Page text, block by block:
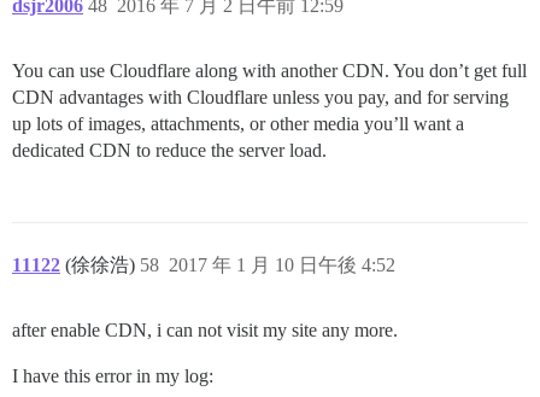
dsjr2006 2016 年 7 月 2 日午前 12:59
48
You can use Cloudflare along with another CDN. You don’t get full
CDN advantages with Cloudflare unless you pay, and for serving
up lots of images, attachments, or other media you’ll want a
dedicated CDN to reduce the server load.
11122 (徐徐浩) 2017 年 1 月 10 日午後 4:52
58
after enable CDN, i can not visit my site any more.
I have this error in my log: